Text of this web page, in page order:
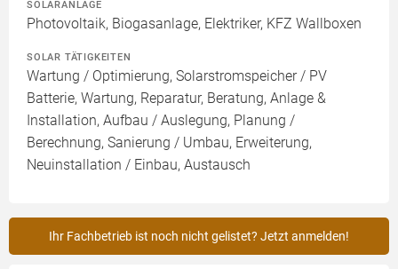
SOLARANLAGE
Photovoltaik, Biogasanlage, Elektriker, KFZ Wallboxen
SOLAR TÄTIGKEITEN
Wartung / Optimierung, Solarstromspeicher / PV
Batterie, Wartung, Reparatur, Beratung, Anlage &
Installation, Aufbau / Auslegung, Planung /
Berechnung, Sanierung / Umbau, Erweiterung,
Neuinstallation / Einbau, Austausch
Ihr Fachbetrieb ist noch nicht gelistet? Jetzt anmelden!